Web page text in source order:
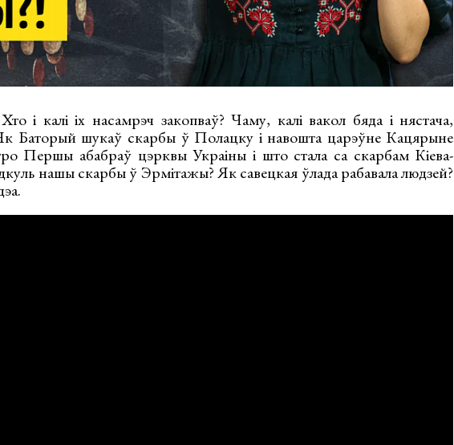
і калі іх насамрэч закопваў? Чаму, калі вакол бяда і нястача,
Баторый шукаў скарбы ў Полацку і навошта царэўне Кацярыне
Першы абабраў цэрквы Украіны і што стала са скарбам Кіева-
нашы скарбы ў Эрмітажы? Як савецкая ўлада рабавала людзей?